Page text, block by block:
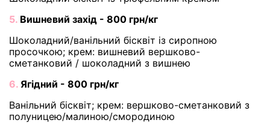
5. Вишневий захід - 800 грн/кг
Шоколадний/ванільний бісквіт із сиропною
просочкою; крем: вишневий вершково-
сметанковий / шоколадний з вишнею
6. Ягідний - 800 грн/кг
Ванільний бісквіт; крем: вершково-сметанковий з
полуницею/малиною/смородиною